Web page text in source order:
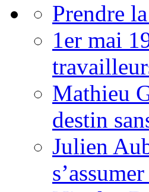
Prendre
1er mai
Mathieu
destin
Julien